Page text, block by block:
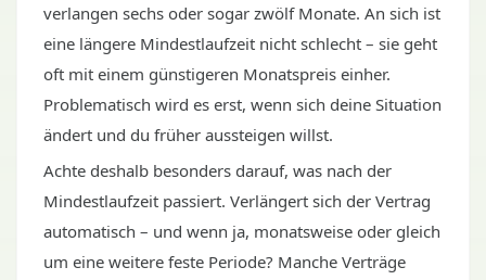
verlangen sechs oder sogar zwölf Monate. An sich ist
eine längere Mindestlaufzeit nicht schlecht – sie geht
oft mit einem günstigeren Monatspreis einher.
Problematisch wird es erst, wenn sich deine Situation
ändert und du früher aussteigen willst.
Achte deshalb besonders darauf, was nach der
Mindestlaufzeit passiert. Verlängert sich der Vertrag
automatisch – und wenn ja, monatsweise oder gleich
um eine weitere feste Periode? Manche Verträge